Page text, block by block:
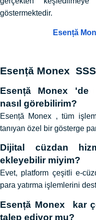
göstermektedir.
Esență
Esență Monex SSS
Esență Monex 'de
nasıl görebilirim?
Esență Monex , tüm
tanıyan özel bir gösterge
Dijital cüzdan
ekleyebilir miyim?
Evet, platform çeşitli e-
para yatırma işlemlerini
Esență Monex kar
talep ediyor mu?